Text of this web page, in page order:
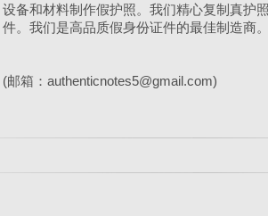
设备和材料制作假护照。我们精心复制真护
件。我们是高品质假身份证件的最佳制造商
(邮箱：authenticnotes5@gmail.com)